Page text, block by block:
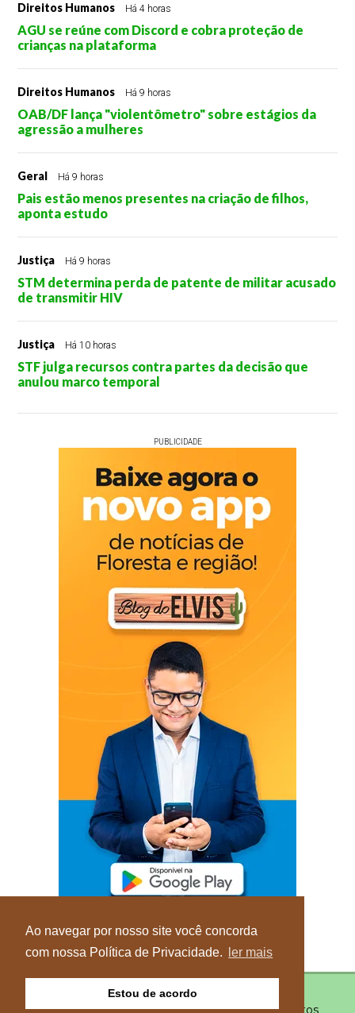
Ao navegar por nosso site você concorda
com nossa Política de Privacidade.
ler mais
Estou de acordo
Direitos Humanos Há 4 horas
AGU se reúne com Discord e cobra proteção de
crianças na plataforma
Direitos Humanos Há 9 horas
OAB/DF lança "violentômetro" sobre estágios da
agressão a mulheres
Geral Há 9 horas
Pais estão menos presentes na criação de filhos,
aponta estudo
Justiça Há 9 horas
STM determina perda de patente de militar acusado
de transmitir HIV
Justiça Há 10 horas
STF julga recursos contra partes da decisão que
anulou marco temporal
PUBLICIDADE
© Copyright 2026 - Blog do Elvis - Todos os direitos